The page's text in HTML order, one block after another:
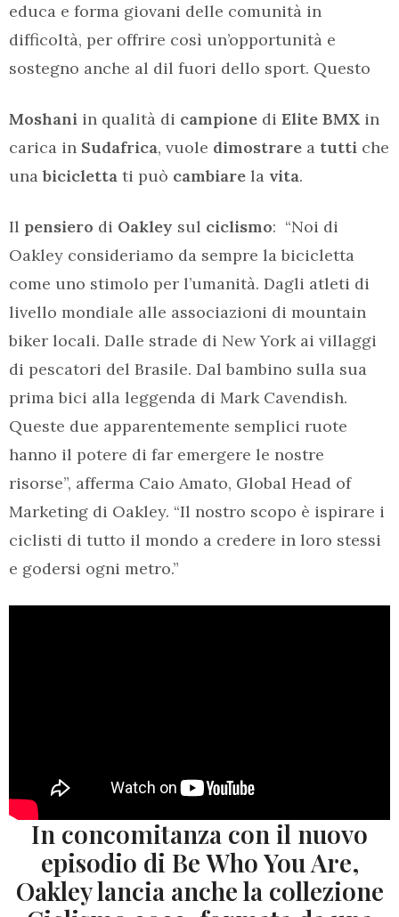
educa e forma giovani delle comunità in
difficoltà, per offrire così un’opportunità e
sostegno anche al dil fuori dello sport. Questo
Moshani in qualità di campione di Elite BMX in
carica in Sudafrica, vuole dimostrare a tutti che
unabicicletta ti può cambiare la vita.
Il pensiero di Oakley sul ciclismo: “Noi di
Oakley consideriamo da sempre la bicicletta
come uno stimolo per l’umanità. Dagli atleti di
livello mondiale alle associazioni di mountain
biker locali. Dalle strade di New York ai villaggi
di pescatori del Brasile. Dal bambino sulla sua
prima bici alla leggenda di Mark Cavendish.
Queste due apparentemente semplici ruote
hanno il potere di far emergere le nostre
risorse”, afferma Caio Amato, Global Head of
Marketing di Oakley. “Il nostro scopo è ispirare i
ciclisti di tutto il mondo a credere in loro stessi
e godersi ogni metro.”
In concomitanza con il nuovo
episodio di Be Who You Are,
Oakley lancia anche la collezione